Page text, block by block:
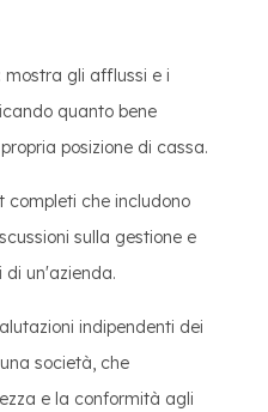
mostra gli afflussi e i
quanto bene
posizione di cassa.
completi che includono
sulla gestione e
di un'azienda.
indipendenti dei
società, che
e la conformità agli